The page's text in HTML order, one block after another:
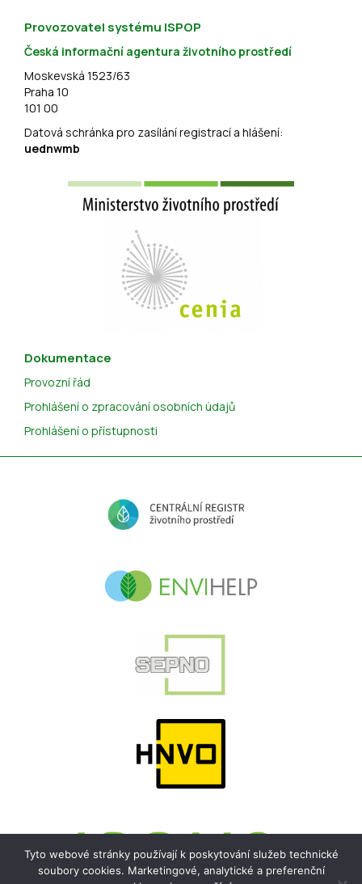
Provozovatel systému ISPOP
Česká informační agentura životního prostředí
Moskevská 1523/63
Praha 10
101 00
Datová schránka pro zasílání registrací a hlášení:
uednwmb
Dokumentace
Provozní řád
Prohlášení o zpracování osobních údajů
Prohlášení o přístupnosti
Tyto webové stránky používají k poskytování služeb technické
soubory cookies. Marketingové, analytické a preferenční